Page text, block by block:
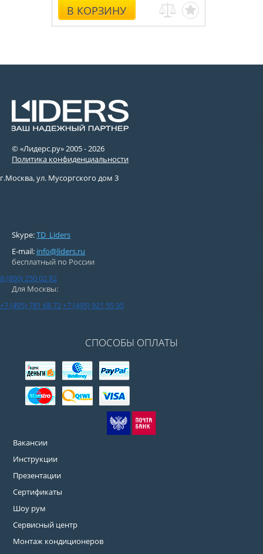
В КОРЗИНУ
© «Лидерс.ру» 2005 -2026
Политика конфиденциальности
г.Москва, ул. Мусоргского дом 3
Skype:TD_Liders
E-mail: info@liders.ru
бесплатный по России
8 (800) 250 02 82
Для Москвы:
+7 (495) 781 68 72+7 (495) 921 55 95
СПОСОБЫ ОПЛАТЫ
Вакансии
Инструкции
Презентации
Сертификаты
Шоу рум
Сервисный центр
Монтаж кондиционеров